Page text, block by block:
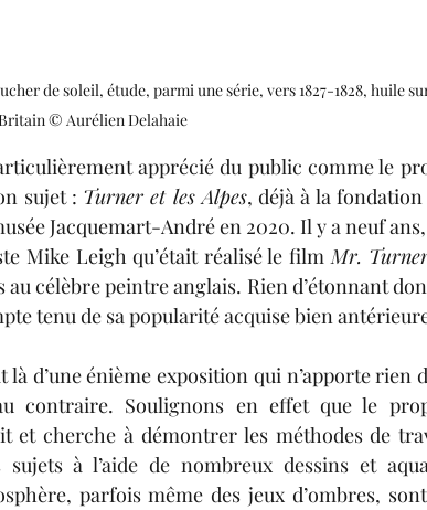
de soleil, étude, parmi une série, vers 1827-1828, huile
© Aurélien Delahaie
apprécié du public comme le
sujet : Turner et les Alpes, déjà à la
Jacquemart-André en 2020. Il y a neuf
Mike Leigh qu’était réalisé le film Mr.
au célèbre peintre anglais. Rien d’étonnant
tenu de sa popularité acquise bien
là d’une énième exposition qui n’apporte rien
contraire. Soulignons en effet que le
et cherche à démontrer les méthodes de
à l’aide de nombreux dessins et
parfois même des jeux d’ombres,